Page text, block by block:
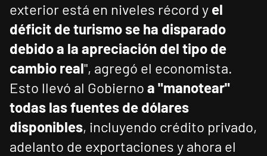
exterior está en niveles récord y el
déficit de turismo se ha disparado
debido a la apreciación del tipo de
cambio real", agregó el economista.
Esto llevó al Gobierno a "manotear"
todas las fuentes de dólares
disponibles, incluyendo crédito privado,
adelanto de exportaciones y ahora el